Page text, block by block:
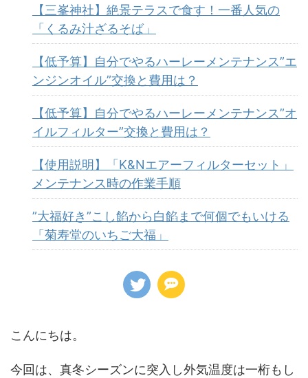
【三峯神社】絶景テラスで食す！一番人気の
「くるみ汁ざるそば」
【低予算】自分でやるハーレーメンテナンス”エ
ンジンオイル”交換と費用は？
【低予算】自分でやるハーレーメンテナンス”オ
イルフィルター”交換と費用は？
【使用説明】「K&Nエアーフィルターセット」
メンテナンス時の作業手順
”大福好き”こし餡から白餡まで何個でもいける
「菊寿堂のいちご大福」
こんにちは。
今回は、真冬シーズンに突入し外気温度は一桁もし